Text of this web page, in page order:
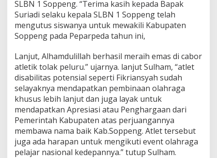
SLBN 1 Soppeng. “Terima kasih kepada Bapak
Suriadi selaku kepala SLBN 1 Soppeng telah
mengutus siswanya untuk mewakili Kabupaten
Soppeng pada Peparpeda tahun ini,
Lanjut, Alhamdulillah berhasil meraih emas di cabor
atletik tolak peluru.” ujarnya. lanjut Sulham, “atlet
disabilitas potensial seperti Fikriansyah sudah
selayaknya mendapatkan pembinaan olahraga
khusus lebih lanjut dan juga layak untuk
mendapatkan Apresiasi atau Penghargaan dari
Pemerintah Kabupaten atas perjuangannya
membawa nama baik Kab.Soppeng. Atlet tersebut
juga ada harapan untuk mengikuti event olahraga
pelajar nasional kedepannya.” tutup Sulham.